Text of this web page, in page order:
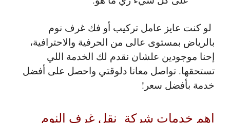
لو كنت عايز عامل تركيب أو فك غرف نوم
بالرياض بمستوى عالى من الحرفية والاحترافية،
إحنا موجودين علشان نقدم لك الخدمة اللي
تستحقها. تواصل معانا دلوقتي واحصل على أفضل
خدمة بأفضل سعر!
اهم خدمات شركة نقل غرف النوم